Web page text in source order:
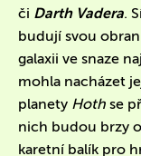
či Darth Vadera.
budují svou
galaxii ve snaze
mohla nacházet
planety Hoth se
nich budou brzy
karetní balík pro